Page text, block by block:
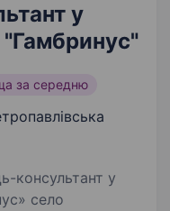
у
за середню